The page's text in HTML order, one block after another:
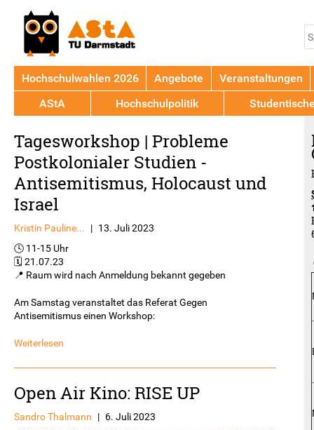
to
top
Tagesworkshop | Probleme
Postkolonialer Studien -
Antisemitismus, Holocaust und
Israel
Kristin Pauline... | 13. Juli 2023
🕓 11-15 Uhr
🗓️ 21.07.23
📍 Raum wird nach Anmeldung bekannt gegeben
Am Samstag veranstaltet das Referat Gegen
Antisemitismus einen Workshop:
Weiterlesen
Open Air Kino: RISE UP
Sandro Thalmann | 6. Juli 2023
Hochschulwahlen 2026 Angebote
Veranstaltungen
AStA
Hochschulpolitik